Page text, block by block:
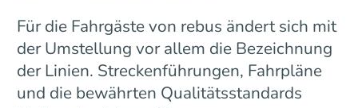
Für die Fahrgäste von rebus ändert sich mit
der Umstellung vor allem die Bezeichnung
der Linien. Streckenführungen, Fahrpläne
und die bewährten Qualitätsstandards